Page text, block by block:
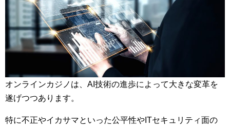
オンラインカジノは、AI技術の進歩によって大きな変革を
遂げつつあります。
特に不正やイカサマといった公平性やITセキュリティ面の